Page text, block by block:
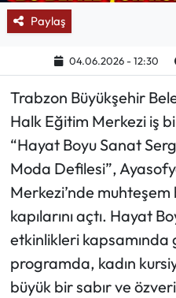
Paylaş
04.06.2026 - 12:30
Trabzon Büyükşehir
Halk Eğitim Merkezi iş
“Hayat Boyu Sanat
Moda Defilesi”,
Merkezi’nde
kapılarını açtı. Hayat
etkinlikleri kapsamında
programda, kadın
büyük bir sabır ve
ASTROLOJİ
Spor Yazıları
Mektup Galeri
Ekonomi
Sağlık
Turizm
Teknoloji